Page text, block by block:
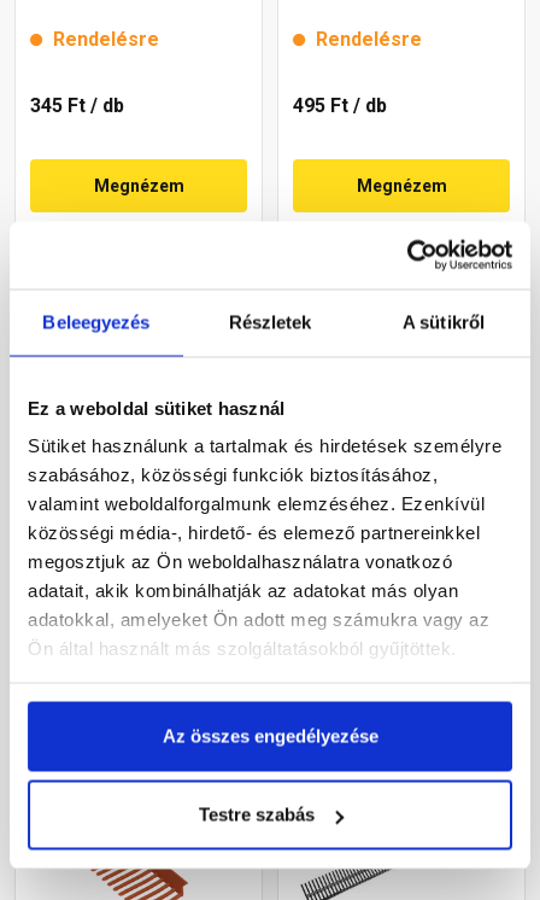
Beleegyezés Részletek A sütikről
Ez a weboldal sütiket használ
Sütiket használunk a tartalmak és hirdetések személyre
szabásához, közösségi funkciók biztosításához,
valamint weboldalforgalmunk elemzéséhez. Ezenkívül
közösségi média-, hirdető- és elemező partnereinkkel
megosztjuk az Ön weboldalhasználatra vonatkozó
adatait, akik kombinálhatják az adatokat más olyan
adatokkal, amelyeket Ön adott meg számukra vagy az
Ön által használt más szolgáltatásokból gyűjtöttek.
Az összes engedélyezése
Testre szabás
Rendelésre
345 Ft / db
Megnézem
Rendelésre
495 Ft / db
Megnézem
lezárófésű fekete 1 m
Gyártói készleten
375 Ft/ db
375 Ft / m
Megnézem
m
Rendelésre
495 Ft/ db
Megnézem